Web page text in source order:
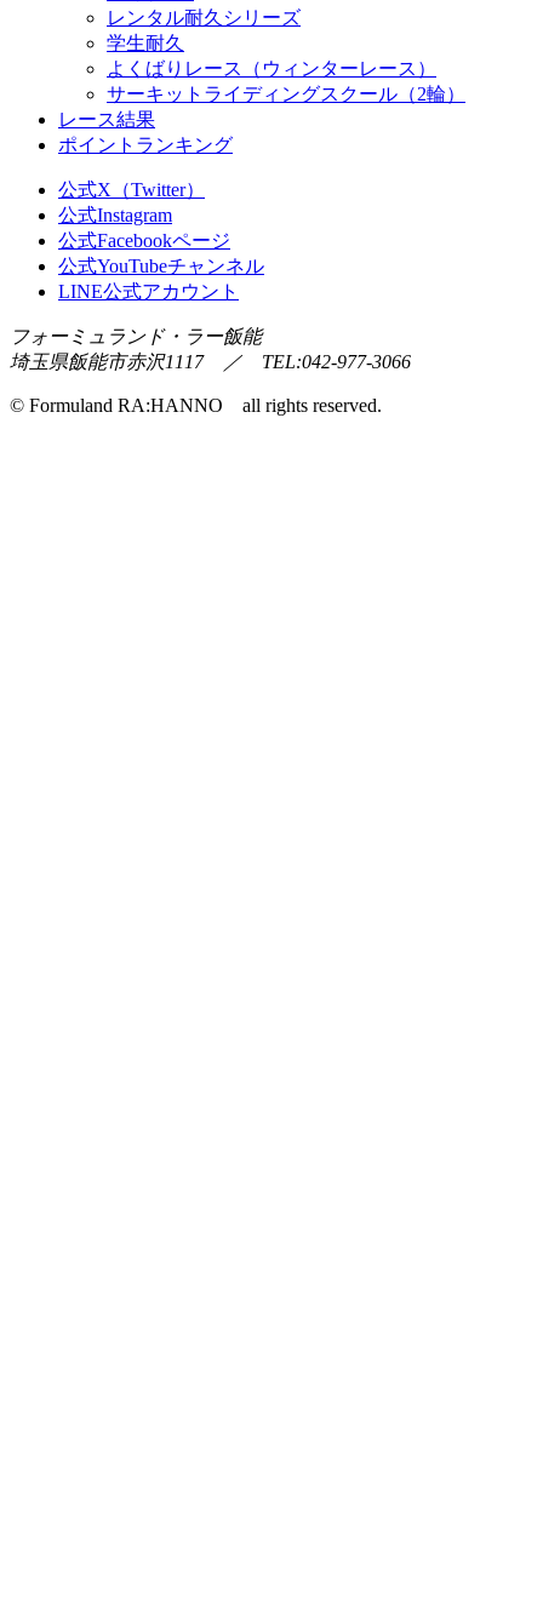
レンタル耐久シリーズ
学生耐久
よくばりレース（ウィンターレース）
サーキットライディングスクール（2輪）
レース結果
ポイントランキング
公式X（Twitter）
公式Instagram
公式Facebookページ
公式YouTubeチャンネル
LINE公式アカウント
フォーミュランド・ラー飯能
埼玉県飯能市赤沢1117 ／ TEL:042-977-3066
© Formuland RA:HANNO all rights reserved.